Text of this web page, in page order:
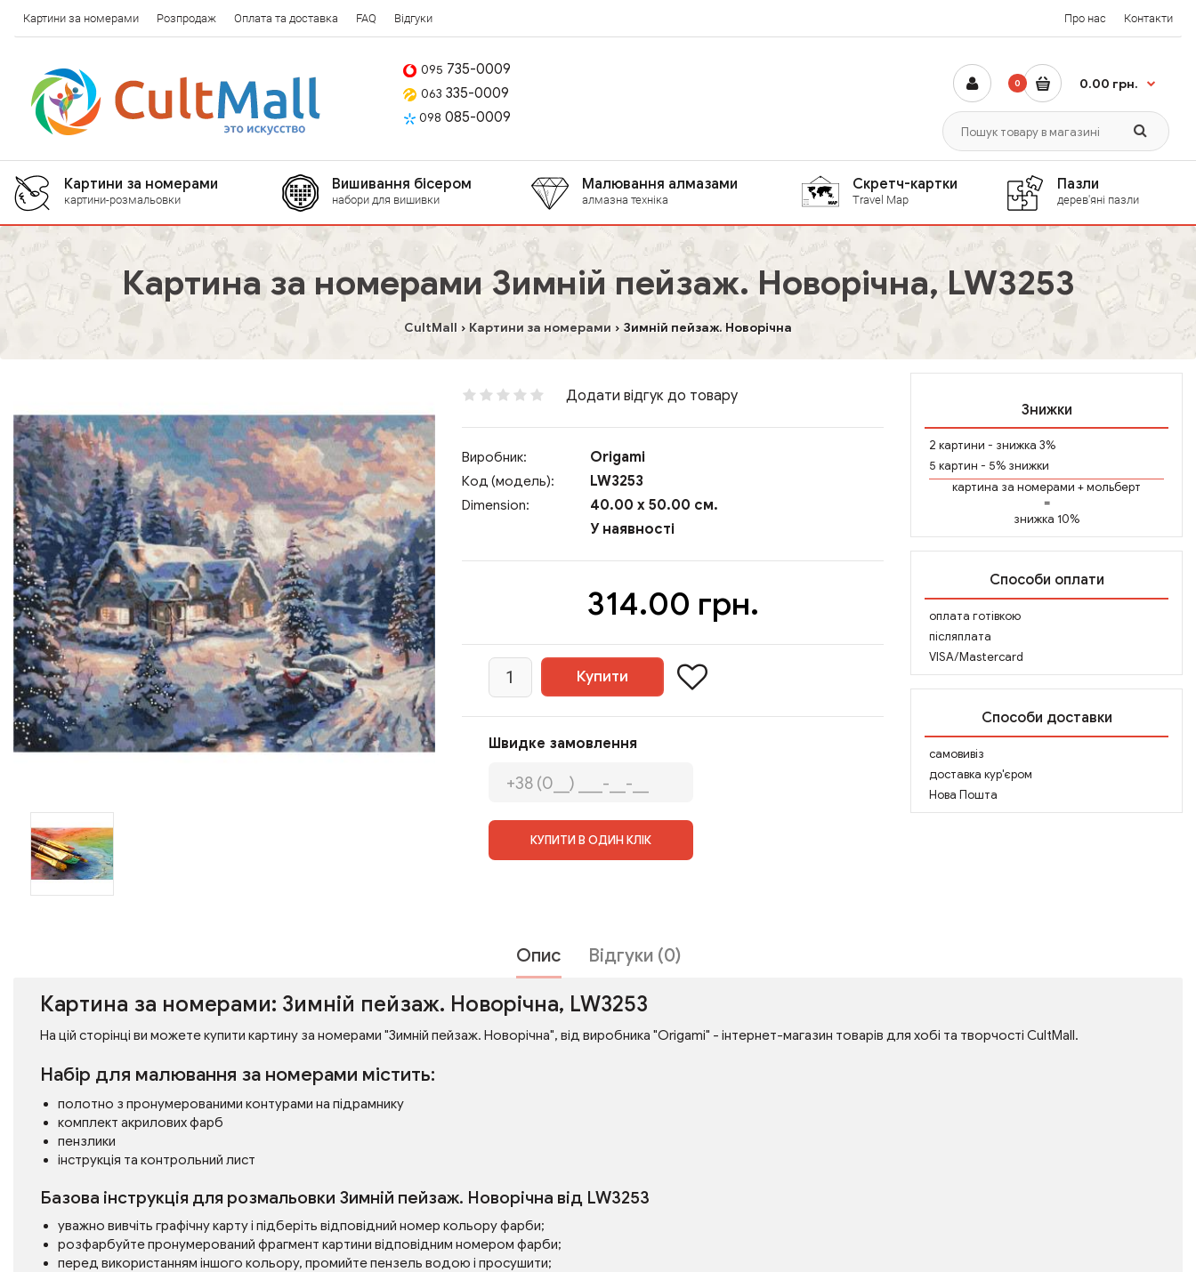
Картини за номерами Розпродаж Оплата та доставка FAQ Відгуки Про нас Контакти
095 735-0009
063 335-0009
098 085-0009
0 0.00 грн.
Картини за номерами
картини-розмальовки
Вишивання бісером
набори для вишивки
Малювання алмазами
алмазна техніка
Скретч-картки
Travel Map
Пазли
дерев'яні пазли
Картина за номерами Зимній пейзаж. Новорічна, LW3253
CultMall Картини за номерами Зимній пейзаж. Новорічна
Додати відгук до товару
Виробник: Origami
Код (модель): LW3253
Dimension:
40.00 x 50.00 см.
У наявності
314.00 грн.
Швидке замовлення
КУПИТИ В ОДИН КЛІК
Знижки
2 картини - знижка 3%
5 картин - 5% знижки
картина за номерами +мольберт
=
знижка 10%
Способи оплати
оплата готівкою
післяплата
VISA/Mastercard
Способи доставки
самовивіз
доставка кур'єром
Нова Пошта
Опис Відгуки (0)
Картина за номерами: Зимній пейзаж. Новорічна, LW3253
На цій сторінці ви можете купити картину за номерами "Зимній пейзаж. Новорічна", від виробника "Origami" - інтернет-магазин товарів для хобі та творчості CultMall.
Набір для малювання за номерами містить:
полотно з пронумерованими контурами на підрамнику
комплект акрилових фарб
пензлики
інструкція та контрольний лист
Базова інструкція для розмальовки Зимній пейзаж. Новорічна від LW3253
уважно вивчіть графічну карту і підберіть відповідний номер кольору фарби;
розфарбуйте пронумерований фрагмент картини відповідним номером фарби;
перед використанням іншого кольору, промийте пензель водою і просушити;